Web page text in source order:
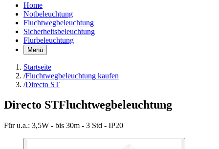
Home
Notbeleuchtung
Fluchtwegbeleuchtung
Sicherheitsbeleuchtung
Flurbeleuchtung
Menü
Startseite
/Fluchtwegbeleuchtung kaufen
/Directo ST
Directo STFluchtwegbeleuchtung
Für u.a.: 3,5W - bis 30m - 3 Std - IP20